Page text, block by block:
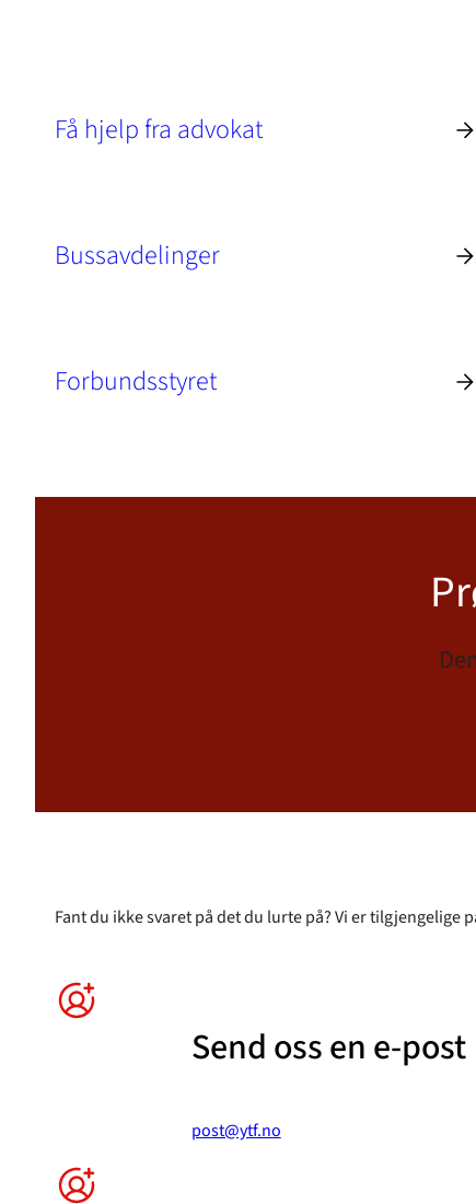
Få hjelp fra advokat
Bussavdelinger
Forbundsstyret
Fant du ikke svaret på det du lurte på? Vi er
Send oss en e-post
post@ytf.no